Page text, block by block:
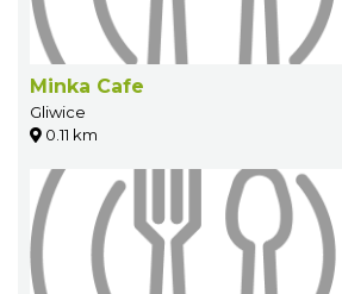
Minka Cafe
Gliwice
0.11 km